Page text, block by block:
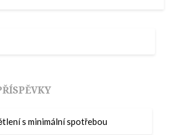
s minimální spotřebou